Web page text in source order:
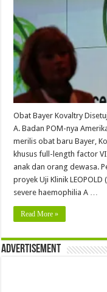
Obat Bayer Kovaltry
A. Badan POM-nya
merilis obat baru Bayer,
khusus full-length factor
anak dan orang dewasa.
proyek Uji Klinik
severe haemophilia A …
Read More »
Advertisement